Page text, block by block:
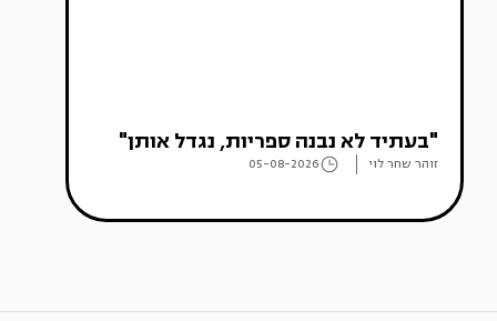
"בעתיד לא נבנה ספריות, נגדל אותן"
זוהר שחר לוי 05-08-2026